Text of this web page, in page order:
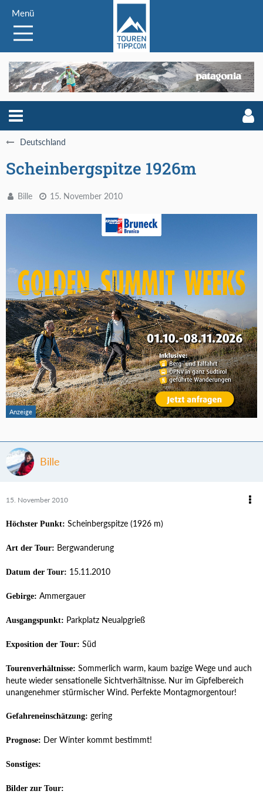
Menü
Deutschland
Scheinbergspitze 1926m
Bille 15. November 2010
Bille
15. November 2010
Höchster Punkt: Scheinbergspitze (1926 m)
Art der Tour: Bergwanderung
Datum der Tour: 15.11.2010
Gebirge: Ammergauer
Ausgangspunkt: Parkplatz Neualpgrieß
Exposition der Tour: Süd
Tourenverhältnisse: Sommerlich warm, kaum bazige Wege und auch
heute wieder sensationelle Sichtverhältnisse. Nur im Gipfelbereich
unangenehmer stürmischer Wind. Perfekte Montagmorgentour!
Gefahreneinschätzung: gering
Prognose: Der Winter kommt bestimmt!
Sonstiges:
Bilder zur Tour: